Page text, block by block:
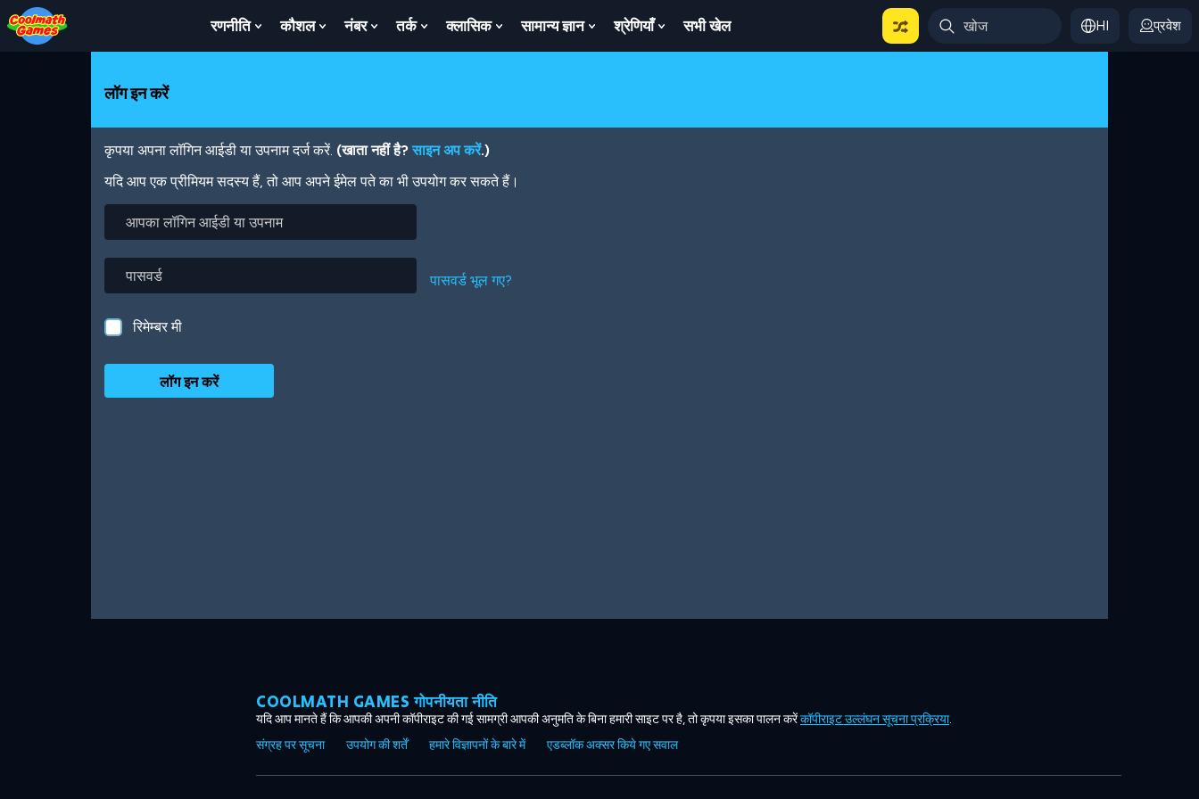
Skip
to
Top
Skip
to
Navigation
Skip
to
Main
Skip
to
Footer
Skip
to
main
रणनीति
Show
Submenu
कौशल
Show
Submenu
नंबर
Show
Submenu
तर्क
Show
Submenu
क्लासिक
Show
Submenu
सामान्य ज्ञान
Show
Submenu
श्रेणियाँ
Show
Submenu
सभी खेल HI प्रवेश
लॉग इन करें
कृपया अपना लॉगिन आईडी या उपनाम दर्ज करें. (खाता नहीं है?साइन अप करें.)
यदि आप एक प्रीमियम सदस्य हैं, तो आप अपने ईमेल पते का भी उपयोग कर सकते हैं।
लॉगिन
या
उपनाम
पासवर्ड भूल गए?
रिमेम्बर मी
COOLMATH GAMES गोपनीयता नीति
यदि आप मानते हैं कि आपकी अपनी कॉपीराइट की गई सामग्री आपकी अनुमति के बिना हमारी साइट पर है, तो कृपया इसका पालन करेंकॉपीराइट उल्लंघन सूचना प्रक्रिया.
संग्रह पर सूचना
उपयोग की शर्तें हमारे विज्ञापनों के बारे में एडब्लॉक अक्सर किये गए सवाल